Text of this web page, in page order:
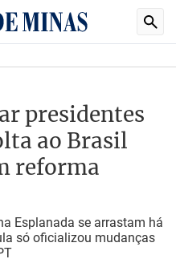
presidentes
ao Brasil
reforma
Esplanada se arrastam há
só oficializou mudanças